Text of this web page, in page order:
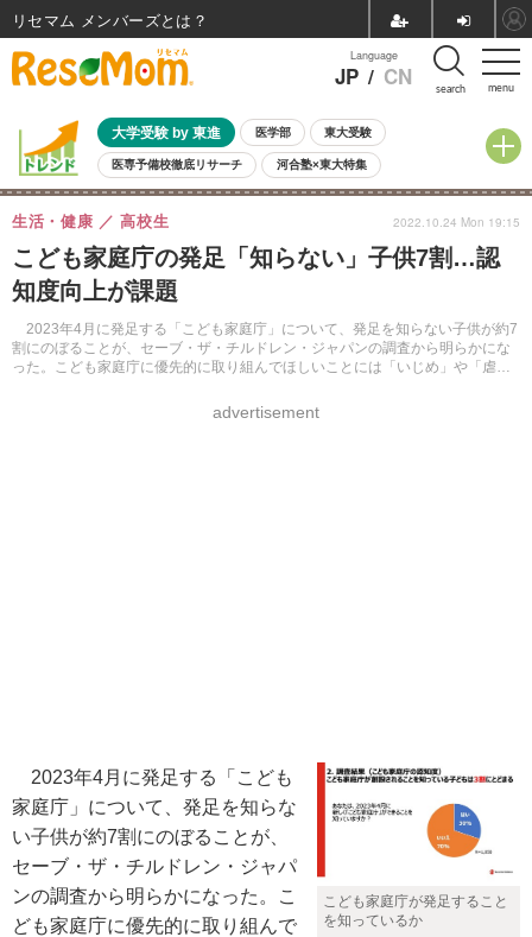
menu
Language
JP / CN search
大学受験 by 東進 医学部 東大受験
医専予備校徹底リサーチ 河合塾×東大特集
親子で考える大学選び 高校受験 中学受験 小学校受験
共通テスト 夏休み
8月開催イベント・WS 全国公立高校 過去問 人気記事
自由研究教材（小学生向け）
こども家庭庁の発足「知らない」子供7割…認
知度向上が課題
2023年4月に発足する「こども家庭庁」について、発足を知らない子供が約7
割にのぼることが、セーブ・ザ・チルドレン・ジャパンの調査から明らかにな
った。こども家庭庁に優先的に取り組んでほしいことには「いじめ」や「虐
生活・健康 高校生
advertisement
2022.10.24 Mon 19:15
こども家庭庁が発足すること
を知っているか
2023年4月に発足する「こども
家庭庁」について、発足を知らな
い子供が約7割にのぼることが、
セーブ・ザ・チルドレン・ジャパ
ンの調査から明らかになった。こ
ども家庭庁に優先的に取り組んで
リセマム メンバーズ